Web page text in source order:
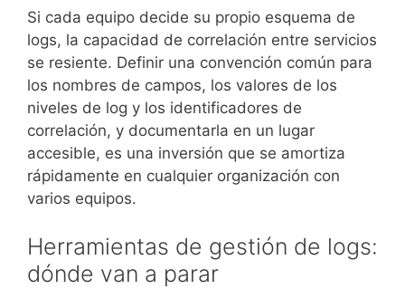
Si cada equipo decide su propio esquema de
logs, la capacidad de correlación entre servicios
se resiente. Definir una convención común para
los nombres de campos, los valores de los
niveles de log y los identificadores de
correlación, y documentarla en un lugar
accesible, es una inversión que se amortiza
rápidamente en cualquier organización con
varios equipos.
Herramientas de gestión de logs:
dónde van a parar